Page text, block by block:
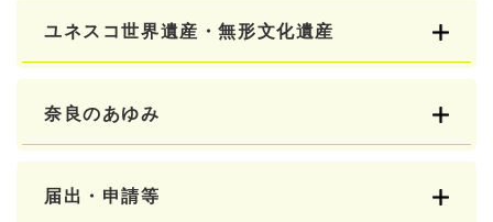
ユネスコ世界遺産・無形文化遺産
奈良のあゆみ
届出・申請等